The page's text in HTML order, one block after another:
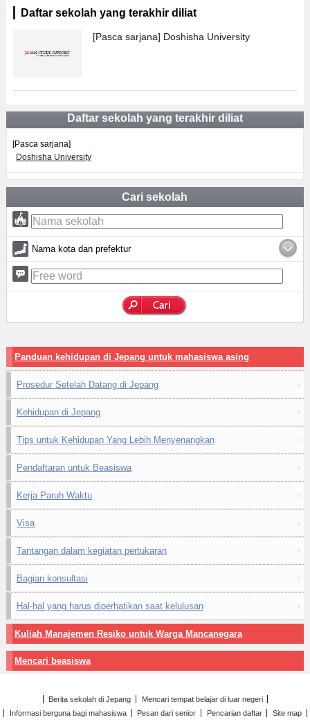
Daftar sekolah yang terakhir diliat
[Pasca sarjana] Doshisha University
Daftar sekolah yang terakhir diliat
[Pasca sarjana]
Doshisha University
Cari sekolah
Nama kota dan prefektur
Panduan kehidupan di Jepang untuk mahasiswa asing
Prosedur Setelah Datang di Jepang
Kehidupan di Jepang
Tips untuk Kehidupan Yang Lebih Menyenangkan
Pendaftaran untuk Beasiswa
Kerja Paruh Waktu
Visa
Tantangan dalam kegiatan pertukaran
Bagian konsultasi
Hal-hal yang harus diperhatikan saat kelulusan
Kuliah Manajemen Resiko untuk Warga Mancanegara
Mencari beasiswa
Berita sekolah di Jepang
Mencari tempat belajar di luar negeri
Informasi berguna bagi mahasiswa
Pesan dari senior Pencarian daftar
Site map